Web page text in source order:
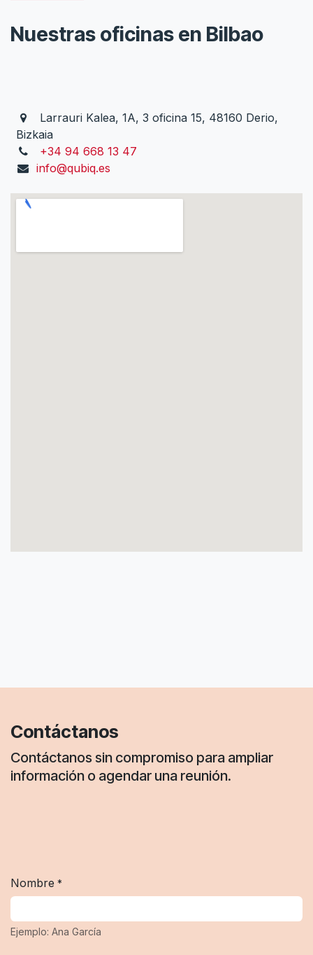
Nuestras oficinas en Bilbao
Larrauri Kalea, 1A, 3 oficina 15, 48160 Derio,
Bizkaia
+34 94 668 13 47
info@qubiq.es
Contáctanos
Contáctanos sin compromiso para ampliar
información o agendar una reunión.
Nombre *
Ejemplo: Ana García